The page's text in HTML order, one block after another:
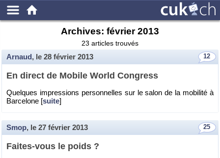
Archives: février 2013
23 articles trouvés
12
Arnaud, le 28 février 2013
En di­rect de Mo­bile World Congress
Quelques im­pres­sions per­son­nelles sur le salon de la mo­bi­lité à
Bar­ce­lone [suite]
25
Smop, le 27 février 2013
Faites-vous le poids ?